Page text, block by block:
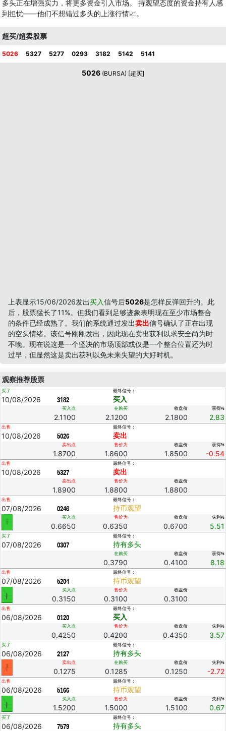
多头正在增强实力，将更多资金引入市场。 持观望态度的资金持有人感
到担忧——他们不想错过多头的上涨行情📈。
超买/超卖股票
5026 5327 5277 0293 3182 5142 5141
5026 (BURSA) [超买]
上表显示15/06/2026发出买入信号后5026是怎样反弹回升的。此
后，股票猛长了11%。但我们看到足够迹象表明现在至少市场整合
的条件已经成熟了。我们的系统通过发出卖出信号确认了正在出现
的空头情绪。该信号刚刚发出，因此现在卖出获利以求安全尚为时
不晚。现在说这是一个坚决的市场顶部或仅是一个整合位置还为时
过早，但显然这是卖出获利以免未来失望的大好时机。
观察推荐股票
买了
10/08/2026 3182
最终信号：
买入
买入点
2.1100
在购买
2.1200
收盘价
2.1800
获得%
2.83
出售
10/08/2026 5026
最终信号：
卖出
卖出点
1.8700
售价为
1.8600
收盘价
1.8500
获得%
-0.54
出售
10/08/2026 5327
最终信号：
卖出
卖出点
1.8900
售价为
1.8800
收盘价
1.8800
出售
07/08/2026 0246
最终信号：
持币观望
买入点
0.6650
售价为
0.6350
收盘价
0.6700
失利%
5.51
买了
07/08/2026 0307
最终信号：
持有多头
在购买
0.3790
收盘价
0.4100
获得%
8.18
出售
07/08/2026 5204
最终信号：
持币观望
买入点
0.3150
售价为
0.3100
收盘价
0.3100
出售
06/08/2026 0120
最终信号：
买入
买入点
0.4250
售价为
0.4200
收盘价
0.4350
失利%
3.57
买了
06/08/2026 2127
最终信号：
持有多头
卖出点
0.1275
在购买
0.1285
收盘价
0.1250
失利%
-2.72
出售
06/08/2026 5166
最终信号：
持币观望
买入点
1.5200
售价为
1.5000
收盘价
1.5100
失利%
0.67
买了
06/08/2026 7579
最终信号：
持有多头